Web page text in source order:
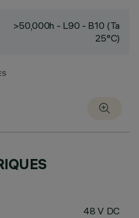
>50,000h - L90 - B10 (Ta
25°C)
48 V DC